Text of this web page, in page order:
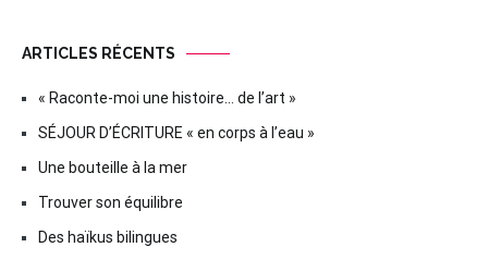
ARTICLES RÉCENTS
« Raconte-moi une histoire… de l’art »
SÉJOUR D’ÉCRITURE « en corps à l’eau »
Une bouteille à la mer
Trouver son équilibre
Des haïkus bilingues